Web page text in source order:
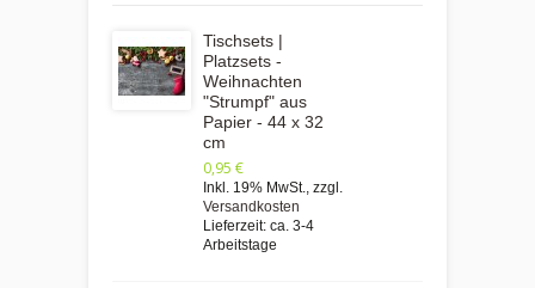
Tischsets |
Platzsets -
Weihnachten
"Strumpf" aus
Papier - 44 x 32
cm
0,95 €
Inkl. 19% MwSt. zzgl.
Versandkosten
Lieferzeit: ca. 3-4
Arbeitstage